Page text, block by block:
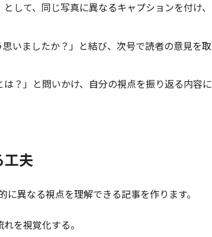
して、同じ写真に異なるキャプションを付け、
いましたか？」と結び、次号で読者の意見を取
？」と問いかけ、自分の視点を振り返る内容に
工夫
異なる視点を理解できる記事を作ります。
を視覚化する。